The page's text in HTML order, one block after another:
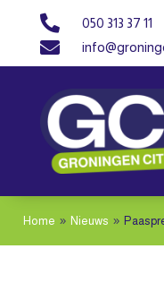
 050 313 37 11

Home 9 Nieuws 9